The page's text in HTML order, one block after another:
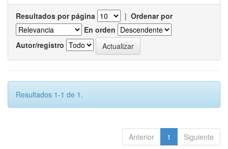
Resultados por página | Ordenar por
En orden
Autor/registro
Resultados 1-1 de 1.
Anterior 1 Siguiente